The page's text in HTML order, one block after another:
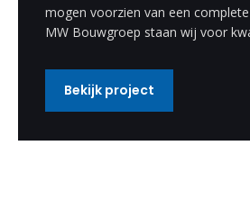
mogen voorzien van een
MW Bouwgroep staan wij voor
Bekijk project